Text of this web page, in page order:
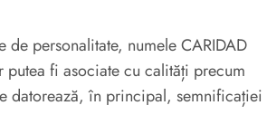
personalitate, numele CARIDAD
putea fi asociate cu calități precum
datorează, în principal, semnificației